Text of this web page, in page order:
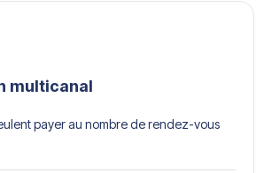
multicanal
payer au nombre de rendez-vous